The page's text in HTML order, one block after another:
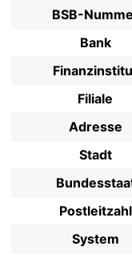
BSB-
Bank
Filiale
Adresse
Stadt
Postleitzahl
System